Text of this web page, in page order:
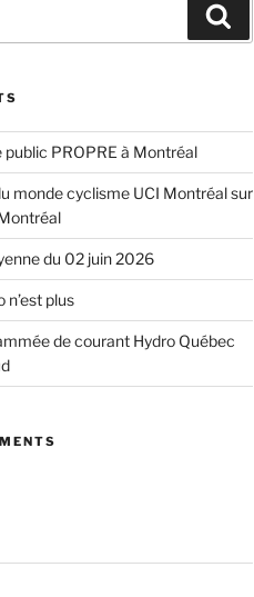
public PROPRE à Montréal
monde cyclisme UCI Montréal sur
du 02 juin 2026
n’est plus
de courant Hydro Québec